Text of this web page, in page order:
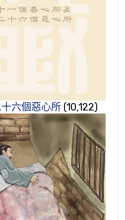
六個惡心所 (10,122)